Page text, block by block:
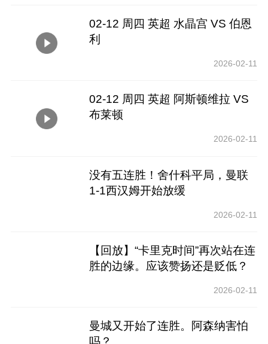
02-12 周四 英超 水晶宫 VS 伯恩
利
2026-02-11
02-12 周四 英超 阿斯顿维拉 VS
布莱顿
2026-02-11
没有五连胜！舍什科平局，曼联
1-1西汉姆开始放缓
2026-02-11
【回放】“卡里克时间”再次站在连
胜的边缘。应该赞扬还是贬低？
2026-02-11
曼城又开始了连胜。阿森纳害怕